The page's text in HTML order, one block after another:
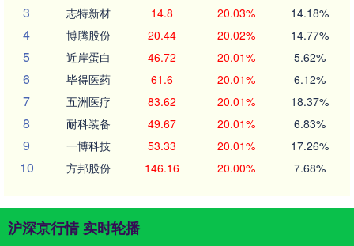
3 志特新材 14.8 20.03% 14.18%
4 博腾股份 20.44 20.02% 14.77%
5 近岸蛋白 46.72 20.01% 5.62%
6 毕得医药 61.6 20.01% 6.12%
7 五洲医疗 83.62 20.01% 18.37%
8 耐科装备 49.67 20.01% 6.83%
9 一博科技 53.33 20.01% 17.26%
10 方邦股份 146.16 20.00% 7.68%
沪深京行情 实时轮播